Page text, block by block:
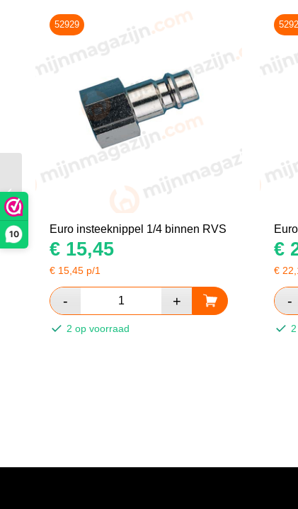
10
52929
Euro insteeknippel 1/4 binnen RVS
€ 15,45
€ 15,45 p/1
2 op voorraad
€
€